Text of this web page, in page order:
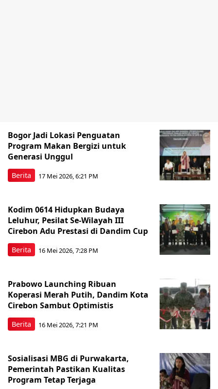
Berita
Bogor Jadi Lokasi Penguatan
Program Makan Bergizi untuk
Generasi Unggul
17 Mei 2026, 6:21 PM
Berita
Kodim 0614 Hidupkan Budaya
Leluhur, Pesilat Se-Wilayah III
Cirebon Adu Prestasi di Dandim Cup
16 Mei 2026, 7:28 PM
Berita
Prabowo Launching Ribuan
Koperasi Merah Putih, Dandim Kota
Cirebon Sambut Optimistis
16 Mei 2026, 7:21 PM
Sosialisasi MBG di Purwakarta,
Pemerintah Pastikan Kualitas
Program Tetap Terjaga